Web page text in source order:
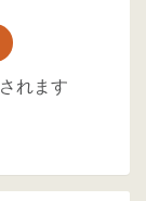
れます